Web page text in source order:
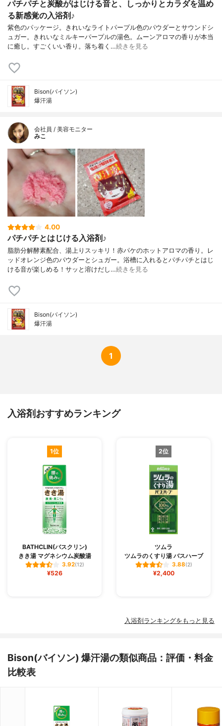
パチパチと炭酸がはじける音と、しっかりとカラダを温め
る新感覚の入浴剤♪
紫色のパッケージ。きれいなライトパープル色のパウダーとサウンドシ
ュガー。きれいなミルキーパープルの湯色。ムーンアロマの香りが本当
に癒し。すごくいい香り。落ち着く…続きを見る
Bison(バイソン)
爆汗湯
会社員 / 美容モニター
みこ
4.00
パチパチとはじける入浴剤♪
脂肪分解酵素配合、湯上りスッキリ！赤パケのホットアロマの香り。レ
ッドオレンジ色のパウダーとシュガー。浴槽に入れるとパチパチとはじ
ける音が楽しめる！サッと溶けだし…続きを見る
Bison(バイソン)
爆汗湯
1
入浴剤おすすめランキング
1位
BATHCLIN(バスクリン)
きき湯 マグネシウム炭酸湯
3.92(12)
¥526
2位
ツムラ
ツムラのくすり湯 バスハーブ
3.88(2)
¥2,400
入浴剤ランキングをもっと見る
Bison(バイソン) 爆汗湯の類似商品：評価・料金
比較表